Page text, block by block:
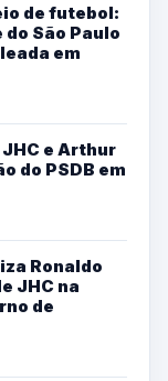
de futebol:
São Paulo
em
e Arthur
do PSDB em
Ronaldo
JHC na
de